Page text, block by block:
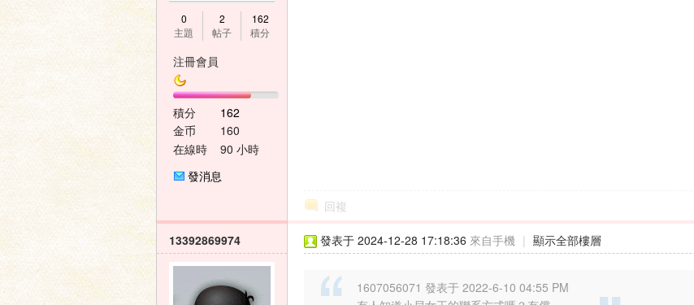
0
主題
2
帖子
162
積分
注冊會員
積分
162
金币
160
在線時
90 小時
發消息
回複
13392869974 發表于 2024-12-28 17:18:36 來自手機 | 顯示全部樓層
1607056071 發表于 2022-6-10 04:55 PM